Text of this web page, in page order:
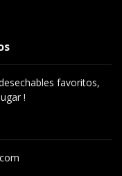
favoritos,
!